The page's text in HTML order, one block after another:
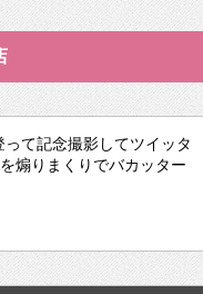
て記念撮影してツイッタ
煽りまくりでバカッター